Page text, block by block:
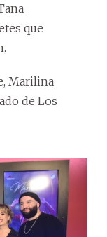
que
Marilina
de Los